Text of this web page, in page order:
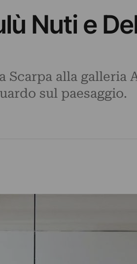
Nuti e
alla galleria
sul paesaggio.